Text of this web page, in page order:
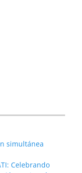
simultánea
Celebrando